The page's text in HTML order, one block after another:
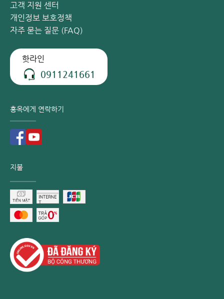
고객 지원 센터
개인정보 보호정책
자주 묻는 질문 (FAQ)
핫라인
0911241661
홍옥에게 연락하기
지불